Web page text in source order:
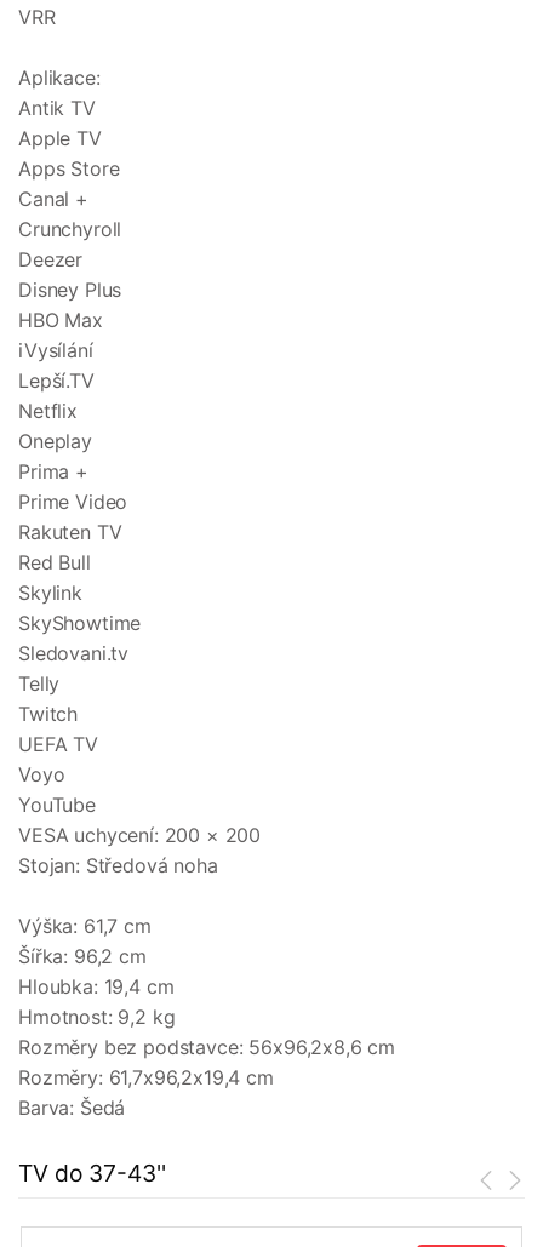
VRR
Aplikace:
Antik TV
Apple TV
Apps Store
Canal +
Crunchyroll
Deezer
Disney Plus
HBO Max
iVysílání
Lepší.TV
Netflix
Oneplay
Prima +
Prime Video
Rakuten TV
Red Bull
Skylink
SkyShowtime
Sledovani.tv
Telly
Twitch
UEFA TV
Voyo
YouTube
VESA uchycení: 200 × 200
Stojan: Středová noha
Výška: 61,7 cm
Šířka: 96,2 cm
Hloubka: 19,4 cm
Hmotnost: 9,2 kg
Rozměry bez podstavce: 56x96,2x8,6 cm
Rozměry: 61,7x96,2x19,4 cm
Barva: Šedá
TV do 37-43''